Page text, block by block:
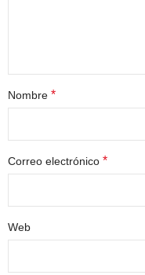
Nombre *
Correo electrónico *
Web